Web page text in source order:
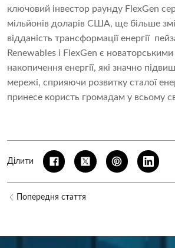
ключовий інвестор раунду FlexGen
мільйонів доларів США, ще більше
відданість трансформації енергії
Renewables і FlexGen є
накопичення енергії, які значно
мережі, сприяючи розвитку сталої
принесе користь громадам у всьому
Ділити
Попередня стаття